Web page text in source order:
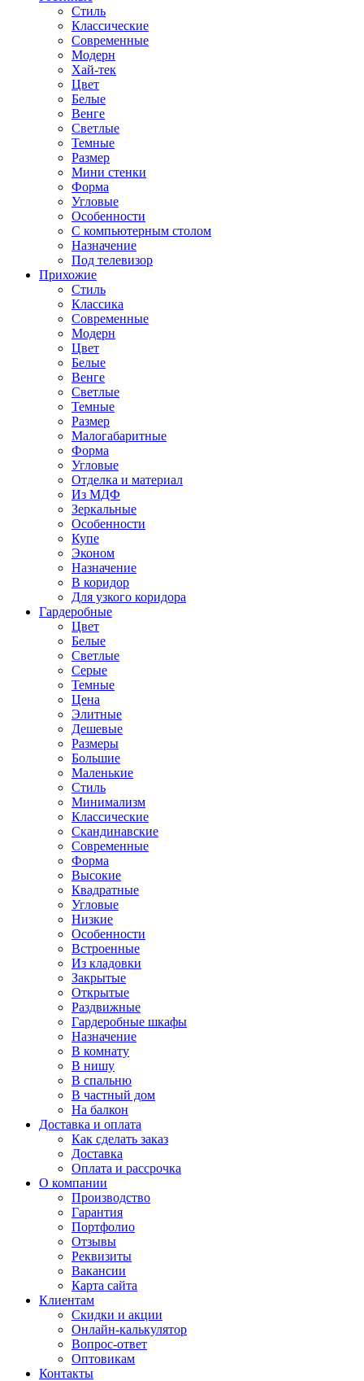
Стиль
Классические
Современные
Модерн
Хай-тек
Цвет
Белые
Венге
Светлые
Темные
Размер
Мини стенки
Форма
Угловые
Особенности
С компьютерным столом
Назначение
Под телевизор
Прихожие
Стиль
Классика
Современные
Модерн
Цвет
Белые
Венге
Светлые
Темные
Размер
Малогабаритные
Форма
Угловые
Отделка и материал
Из МДФ
Зеркальные
Особенности
Купе
Эконом
Назначение
В коридор
Для узкого коридора
Гардеробные
Цвет
Белые
Светлые
Серые
Темные
Цена
Элитные
Дешевые
Размеры
Большие
Маленькие
Стиль
Минимализм
Классические
Скандинавские
Современные
Форма
Высокие
Квадратные
Угловые
Низкие
Особенности
Встроенные
Из кладовки
Закрытые
Открытые
Раздвижные
Гардеробные шкафы
Назначение
В комнату
В нишу
В спальню
В частный дом
На балкон
Доставка и оплата
Как сделать заказ
Доставка
Оплата и рассрочка
О компании
Производство
Гарантия
Портфолио
Отзывы
Реквизиты
Вакансии
Карта сайта
Клиентам
Скидки и акции
Онлайн-калькулятор
Вопрос-ответ
Оптовикам
Контакты